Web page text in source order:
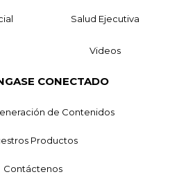
Salud Ejecutiva
Videos
CONECTADO
de Contenidos
Productos
Contáctenos